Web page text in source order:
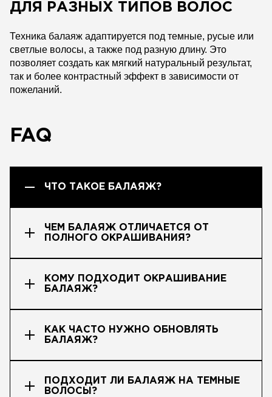
ДЛЯ РАЗНЫХ ТИПОВ ВОЛОС
Техника балаяж адаптируется под темные, русые или
светлые волосы, а также под разную длину. Это
позволяет создать как мягкий натуральный результат,
так и более контрастный эффект в зависимости от
пожеланий.
FAQ
ЧТО ТАКОЕ БАЛАЯЖ?
ЧЕМ БАЛАЯЖ ОТЛИЧАЕТСЯ ОТ
ПОЛНОГО ОКРАШИВАНИЯ?
КОМУ ПОДХОДИТ ОКРАШИВАНИЕ
БАЛАЯЖ?
КАК ЧАСТО НУЖНО ОБНОВЛЯТЬ
БАЛАЯЖ?
ПОДХОДИТ ЛИ БАЛАЯЖ НА ТЕМНЫЕ
ВОЛОСЫ?